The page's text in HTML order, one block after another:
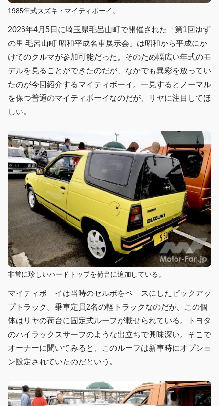
1985年式スズキ・マイティボーイ。
2026年4月5日に埼玉県毛呂山町で開催された「第1回ゆず
の里 毛呂山町 昭和平成名車展示会」は昭和から平成にか
けてのクルマが参加可能だった。そのため幅広い年式のモ
デルを見ることができたのだが、なかでも異彩を放ってい
たのが今回紹介するマイティボーイ。一見するとノーマル
を保つ普通のマイティボーイなのだが、リヤに注目してほ
しい。
非常に珍しいハードトップを荷台に追加している。
マイティボーイは当時のセルボをベースにしたピックアッ
プトラック。乗車定員2名の軽トラックなのだが、この個
体はリヤの荷台に固定式ルーフが載せられている。トヨタ
のハイラックスサーフのような出立ちで興味深い。そこで
オーナーに聞いてみると、このルーフは新車時にオプショ
ン設定されていたのだという。